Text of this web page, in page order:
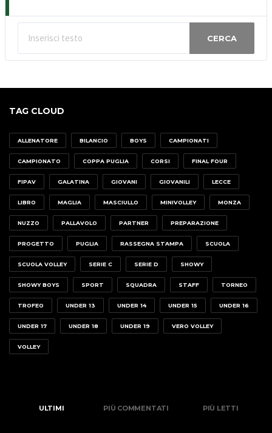
CERCA
TAG CLOUD
ALLENATORE BILANCIO BOYS CAMPIONATI
CAMPIONATO COPPA PUGLIA CORSI FINAL FOUR
FIPAV GALATINA GIOVANI GIOVANILI LECCE
LIBRO MAGLIA MASCIULLO MINIVOLLEY MONZA
NUZZO PALLAVOLO PARTNER PREPARAZIONE
PROGETTO PUGLIA RASSEGNA STAMPA SCUOLA
SCUOLA VOLLEY SERIE C SERIE D SHOWY
SHOWY BOYS SPORT SQUADRA STAFF TORNEO
TROFEO UNDER 13 UNDER 14 UNDER 15 UNDER 16
UNDER 17 UNDER 18 UNDER 19 VERO VOLLEY
VOLLEY
ULTIMI PIÙ COMMENTATI PIÙ LETTI